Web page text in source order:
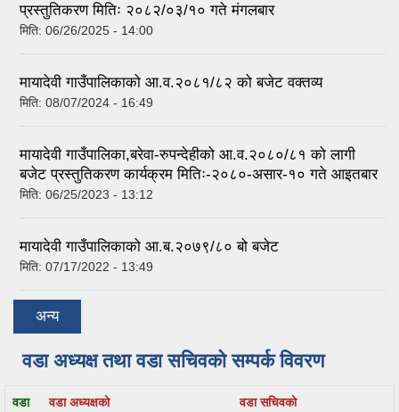
प्रस्तुतिकरण मितिः २०८२/०३/१० गते मंगलबार
मिति: 06/26/2025 - 14:00
मायादेवी गाउँपालिकाको आ.व.२०८१/८२ को बजेट वक्तव्य
मिति: 08/07/2024 - 16:49
मायादेवी गाउँपालिका,बरेवा-रुपन्देहीको आ.व.२०८०/८१ को लागी
बजेट प्रस्तुतिकरण कार्यक्रम मितिः-२०८०-असार-१० गते आइतबार
मिति: 06/25/2023 - 13:12
मायादेवी गाउँपालिकाको आ.ब.२०७९/८० बो बजेट
मिति: 07/17/2022 - 13:49
अन्य
वडा अध्यक्ष तथा वडा सचिवको सम्पर्क विवरण
वडा
वडा अध्यक्षको
वडा सचिवको